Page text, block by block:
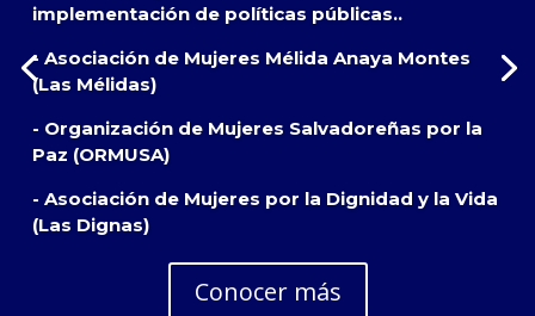
implementación de políticas públicas..
- Asociación de Mujeres Mélida Anaya Montes
(Las Mélidas)
- Organización de Mujeres Salvadoreñas por la
Paz (ORMUSA)
- Asociación de Mujeres por la Dignidad y la Vida
(Las Dignas)
Conocer más